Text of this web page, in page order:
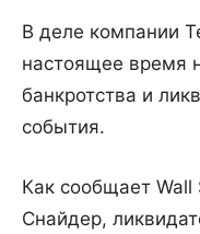
В деле компании
настоящее время
банкротства и
события.
Как сообщает Wall
Снайдер,